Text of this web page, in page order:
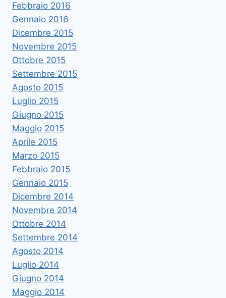
Febbraio 2016
Gennaio 2016
Dicembre 2015
Novembre 2015
Ottobre 2015
Settembre 2015
Agosto 2015
Luglio 2015
Giugno 2015
Maggio 2015
Aprile 2015
Marzo 2015
Febbraio 2015
Gennaio 2015
Dicembre 2014
Novembre 2014
Ottobre 2014
Settembre 2014
Agosto 2014
Luglio 2014
Giugno 2014
Maggio 2014